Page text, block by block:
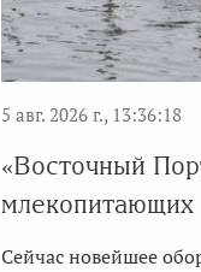
5 авг. 2026 г., 13:36:18
«Восточный
млекопитающих
Сейчас новейшее